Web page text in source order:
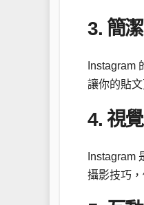
3. 簡
Instagram
讓你的貼
4. 視
Instagram
攝影技巧